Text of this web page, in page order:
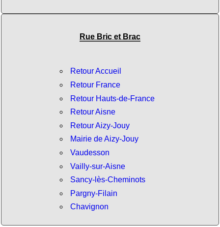
Rue Bric et Brac
Retour Accueil
Retour France
Retour Hauts-de-France
Retour Aisne
Retour Aizy-Jouy
Mairie de Aizy-Jouy
Vaudesson
Vailly-sur-Aisne
Sancy-lès-Cheminots
Pargny-Filain
Chavignon